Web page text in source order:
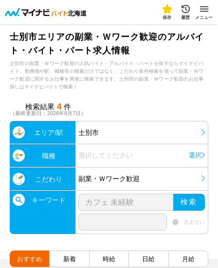
北海道
保存 履歴 メニュー
士別市エリアの副業・Ｗワーク歓迎のアルバイ
ト・バイト・パート求人情報
士別市の副業・Ｗワーク歓迎の人気バイト・アルバイト・パートを探すならマイナビバ
イト。勤務地や駅、職種等の検索だけではなく、こだわり条件検索を使って副業・Ｗワ
ーク歓迎に関するお仕事を簡単に検索できます。士別市の副業・Ｗワーク歓迎のお仕事
探しはマイナビバイトで検索！
検索結果 4 件
（最終更新日：2026年8月7日）
エリア/駅 士別市
職種 選択してください 選択
こだわり 副業・Ｗワーク歓迎
キーワード 検索
含まない
おすすめ 新着 時給 日給 月給